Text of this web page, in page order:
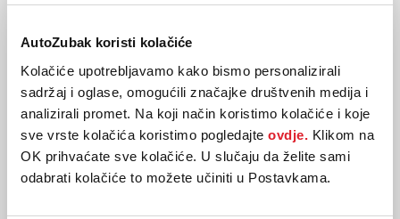
AutoZubak koristi kolačiće
Kolačiće upotrebljavamo kako bismo personalizirali
sadržaj i oglase, omogućili značajke društvenih medija i
analizirali promet. Na koji način koristimo kolačiće i koje
sve vrste kolačića koristimo pogledajte ovdje. Klikom na
OK prihvaćate sve kolačiće. U slučaju da želite sami
odabrati kolačiće to možete učiniti u Postavkama.
CUPRA